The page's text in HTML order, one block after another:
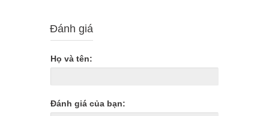
Đánh giá
Họ và tên:
Đánh giá của bạn: